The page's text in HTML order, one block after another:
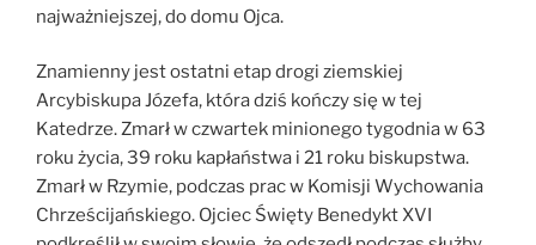
najważniejszej, do domu Ojca.
Znamienny jest ostatni etap drogi ziemskiej
Arcybiskupa Józefa, która dziś kończy się w tej
Katedrze. Zmarł w czwartek minionego tygodnia w 63
roku życia, 39 roku kapłaństwa i 21 roku biskupstwa.
Zmarł w Rzymie, podczas prac w Komisji Wychowania
Chrześcijańskiego. Ojciec Święty Benedykt XVI